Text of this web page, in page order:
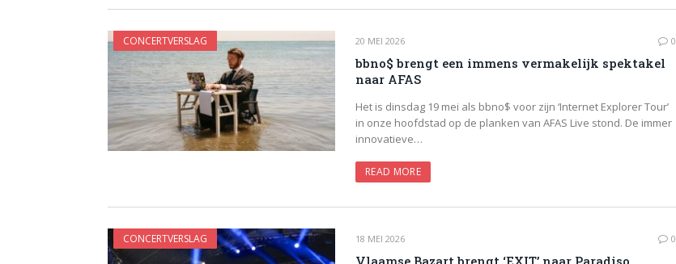
CONCERTVERSLAG 20 MEI 2026 0
bbno$ brengt een immens vermakelijk spektakel
naar AFAS
Het is dinsdag 19 mei als bbno$ voor zijn ‘Internet Explorer Tour’
in onze hoofdstad op de planken van AFAS Live stond. De immer
innovatieve…
READ MORE
CONCERTVERSLAG 18 MEI 2026 0
Vlaamse Bazart brengt ‘EXIT’ naar Paradiso